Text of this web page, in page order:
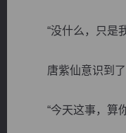
“没什么，只是我
唐紫仙意识到了
“今天这事，算你